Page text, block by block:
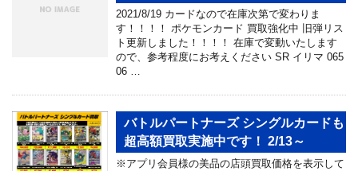
2021/8/19 カードなので在庫次第で変わりま
す！！！！ ポケモンカード 買取強化中 旧弾リス
ト更新しました！！！！ 在庫で変動いたします
ので、参考程度にお考えください SR イリマ 065
06 …
バトルパートナーズ シングルカードも
超高額買取実施中です！ 2/13～
※アプリ会員様の美品の店頭買取価格を表示して